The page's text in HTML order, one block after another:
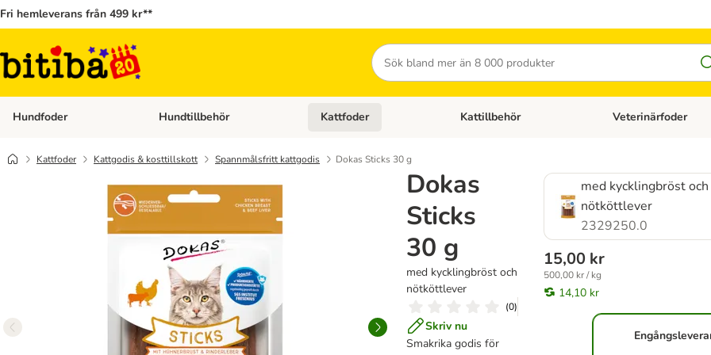
Fri hemleverans från 499 kr**
Sök
Hundfoder Open category menu: Hundfoder
Hundtillbehör Open category menu: Hundtillbehör
Kattfoder Open category menu: Kattfoder
Kattillbehör Open category menu:
Veterinärfoder
Kattfoder Kattgodis & kosttillskott Spannmålsfritt kattgodis Dokas Sticks 30 g
Dokas
Sticks
30 g
med kycklingbröst och
nötköttlever
(0)
Skriv nu
Smakrika godis för
med kycklingbröst och
nötköttlever
2329250.0
15,00 kr
500,00 kr / kg
14,10 kr